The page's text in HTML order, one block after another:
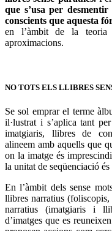
que s’usa per
conscients que aquesta
en l’àmbit de la teoria
aproximacions.
NO TOTS ELS LLIBRES
Se sol emprar el terme
il·lustrat i s’aplica tant
imatgiaris, llibres de
alineem amb aquells que
on la imatge és
la unitat de seqüenciació
En l’àmbit dels sense
llibres narratius
narratius (imatgiaris i
d’imatges que es